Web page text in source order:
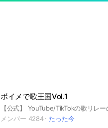
ボイメで歌王国Vol.1
メンバー 4284
たった今